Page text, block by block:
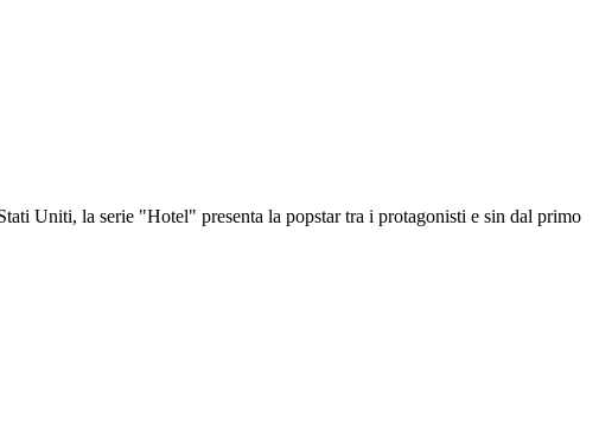
Uniti, la serie "Hotel" presenta la popstar tra i protagonisti e sin dal primo